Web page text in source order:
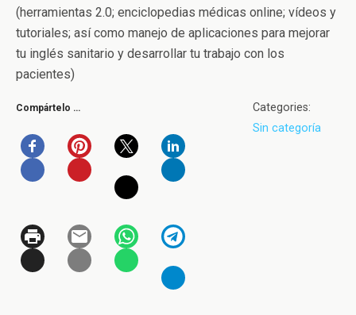
(herramientas 2.0; enciclopedias médicas online; vídeos y
tutoriales; así como manejo de aplicaciones para mejorar
tu inglés sanitario y desarrollar tu trabajo con los
pacientes)
Compártelo …
Categories:
Sin categoría